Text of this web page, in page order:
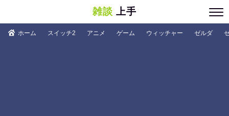
雑談 上手
ホーム スイッチ2 アニメ ゲーム ウィッチャー ゼルダ